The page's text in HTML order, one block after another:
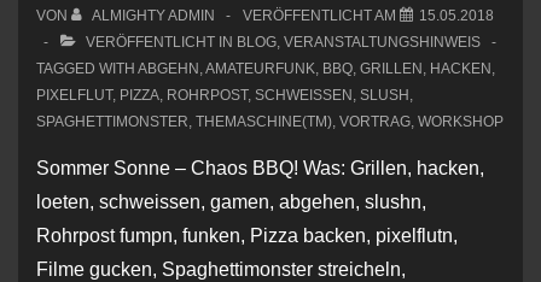
–
next
Week!
VON ALMIGHTY ADMIN VERÖFFENTLICHT AM
15.05.2018
VERÖFFENTLICHT IN BLOG, VERANSTALTUNGSHINWEIS
TAGGED WITH ABGEHN ,AMATEURFUNK, BBQ, GRILLEN , HACKEN ,
PIXELFLUT, PIZZA, ROHRPOST, SCHWEISSEN , SLUSH ,
SPAGHETTIMONSTER, THEMASCHINE(TM), VORTRAG, WORKSHOP
Sommer Sonne – Chaos BBQ! Was: Grillen, hacken,
loeten, schweissen, gamen, abgehen, slushn,
Rohrpost fumpn, funken, Pizza backen, pixelflutn,
Filme gucken, Spaghettimonster streicheln,